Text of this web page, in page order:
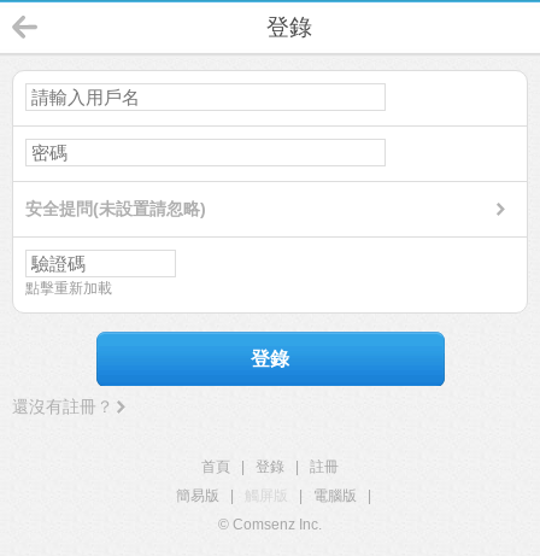
登錄
安全提問(未設置請忽略)
點擊重新加載
登錄
還沒有註冊？
首頁 登錄
註冊
簡易版
觸屏版 電腦版
© Comsenz Inc.